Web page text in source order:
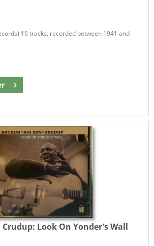
16 tracks, recorded between 1941 and
Look On Yonder's Wall